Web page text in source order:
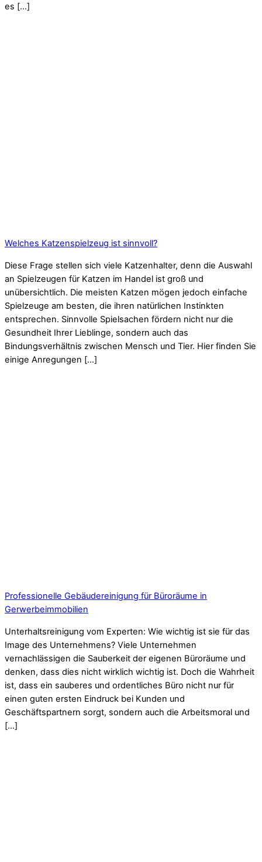
es […]
Welches Katzenspielzeug ist sinnvoll?
Diese Frage stellen sich viele Katzenhalter, denn die Auswahl
an Spielzeugen für Katzen im Handel ist groß und
unübersichtlich. Die meisten Katzen mögen jedoch einfache
Spielzeuge am besten, die ihren natürlichen Instinkten
entsprechen. Sinnvolle Spielsachen fördern nicht nur die
Gesundheit Ihrer Lieblinge, sondern auch das
Bindungsverhältnis zwischen Mensch und Tier. Hier finden Sie
einige Anregungen […]
Professionelle Gebäudereinigung für Büroräume in
Gerwerbeimmobilien
Unterhaltsreinigung vom Experten: Wie wichtig ist sie für das
Image des Unternehmens? Viele Unternehmen
vernachlässigen die Sauberkeit der eigenen Büroräume und
denken, dass dies nicht wirklich wichtig ist. Doch die Wahrheit
ist, dass ein sauberes und ordentliches Büro nicht nur für
einen guten ersten Eindruck bei Kunden und
Geschäftspartnern sorgt, sondern auch die Arbeitsmoral und
[…]